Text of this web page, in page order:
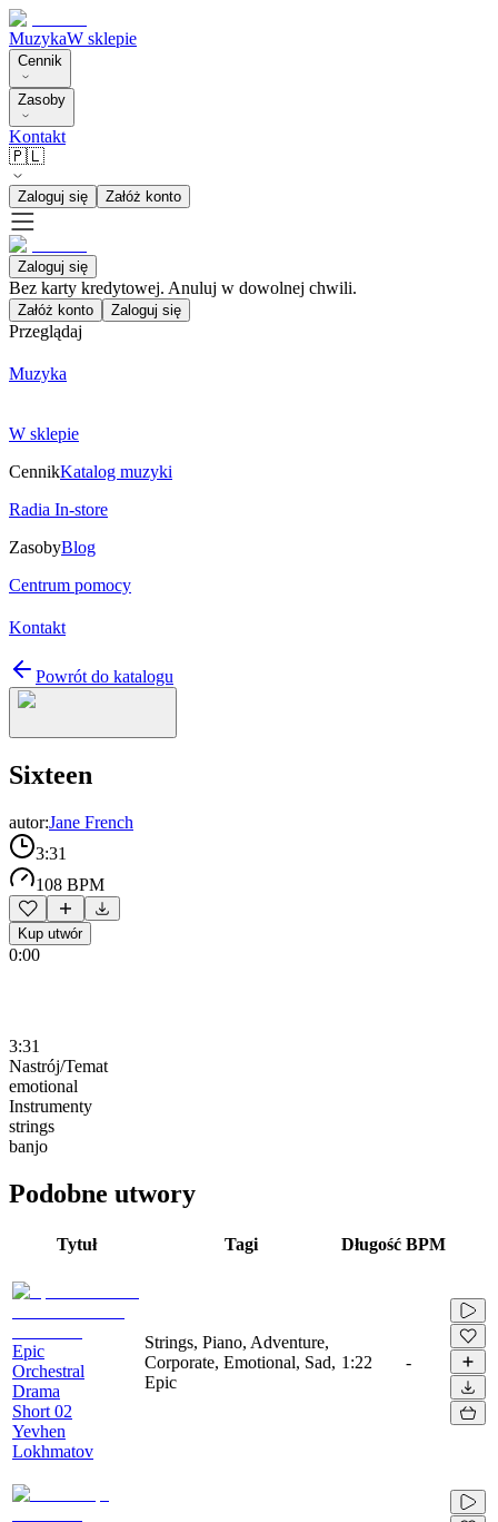
MuzykaW sklepie
Cennik
Zasoby
Kontakt
🇵🇱
Zaloguj się Załóż konto
Zaloguj się
Bez karty kredytowej. Anuluj w dowolnej chwili.
Załóż konto Zaloguj się
Przeglądaj
Muzyka
W sklepie
CennikKatalog muzyki
Radia In-store
ZasobyBlog
Centrum pomocy
Kontakt
Powrót do katalogu
Sixteen
autor:Jane French
3:31
108 BPM
Kup utwór
0:00
3:31
Nastrój/Temat
emotional
Instrumenty
strings
banjo
Podobne utwory
Tytuł Tagi Długość BPM
Epic
Orchestral
Drama
Short 02
Yevhen
Lokhmatov
Strings, Piano, Adventure,
Corporate, Emotional, Sad,
Epic
1:22 -